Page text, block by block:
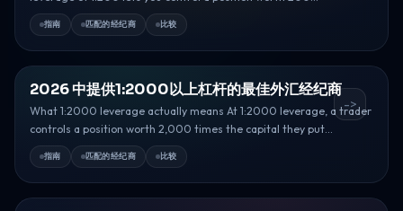
指南 匹配的经纪商 比较
2026 中提供1:2000以上杠杆的最佳外汇经纪商
What 1:2000 leverage actually means At 1:2000 leverage, a trader
controls a position worth 2,000 times the capital they put...
指南 匹配的经纪商 比较
->